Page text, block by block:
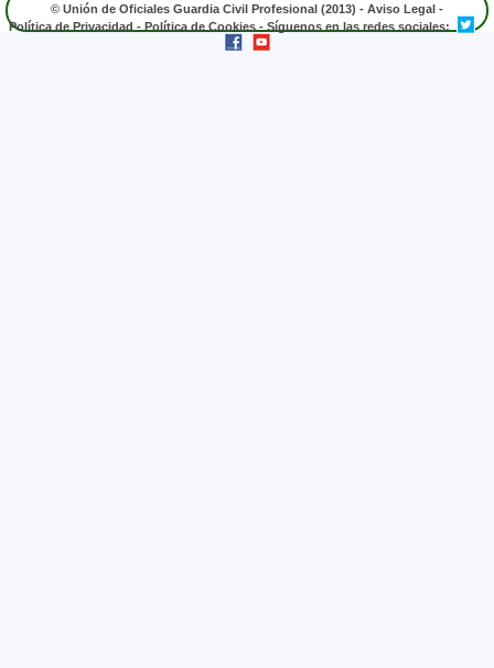
© Unión de Oficiales Guardia Civil Profesional (2013) - Aviso Legal -
Política de Privacidad - Política de Cookies - Síguenos en las redes sociales: